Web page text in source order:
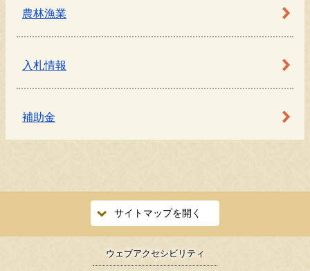
農林漁業
入札情報
補助金
サイトマップを開く
ウェブアクセシビリティ